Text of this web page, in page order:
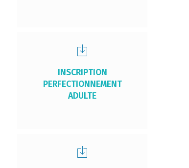
INSCRIPTION
PERFECTIONNEMENT
ADULTE